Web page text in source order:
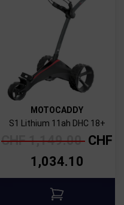
MOTOCADDY
S1 Lithium 11ah DHC 18+
CHF 1,149.00 CHF
1,034.10